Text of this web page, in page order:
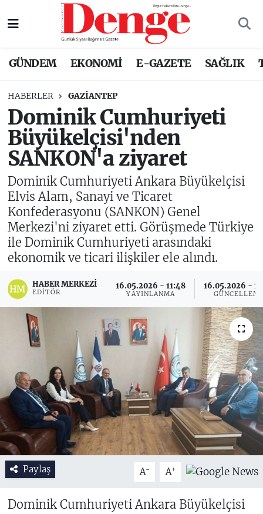
GÜNDEM EKONOMİ E-GAZETE SAĞLIK
HABERLER GAZIANTEP
Dominik Cumhuriyeti
Büyükelçisi'nden
SANKON'a ziyaret
Dominik Cumhuriyeti Ankara Büyükelçisi
Elvis Alam, Sanayi ve Ticaret
Konfederasyonu (SANKON) Genel
Merkezi'ni ziyaret etti. Görüşmede Türkiye
ile Dominik Cumhuriyeti arasındaki
ekonomik ve ticari ilişkiler ele alındı.
HABER MERKEZI
EDITÖR
16.05.2026 - 11:48
YAYINLANMA
16.05.2026 -
Paylaş A- A+
Dominik Cumhuriyeti Ankara Büyükelçisi
Nöbetçi Eczaneler
Trafik Durumu
Süper Lig Puan Durumu ve Fikstür
Tüm Manşetler
Son Dakika Haberleri
Haber Arşivi